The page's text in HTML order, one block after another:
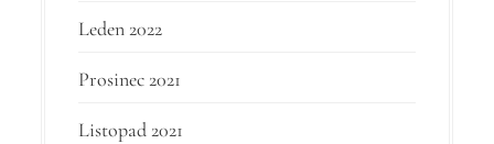
Leden 2022
Prosinec 2021
Listopad 2021